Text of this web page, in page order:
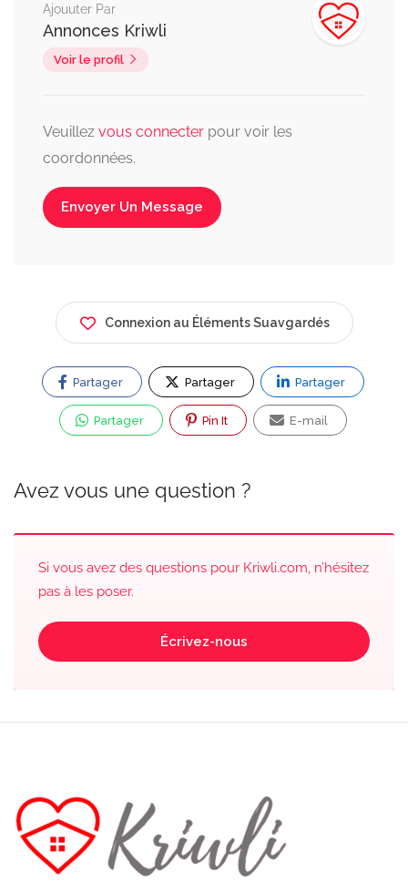
Ajouuter Par
Annonces Kriwli
Voir le profil
Veuillez vous connecter pour voir les
coordonnées.
Envoyer Un Message
Connexion au Éléments Suavgardés
Partager Partager Partager
Partager Pin It E-mail
Avez vous une question ?
Si vous avez des questions pour Kriwli.com, n’hésitez
pas à les poser.
Écrivez-nous